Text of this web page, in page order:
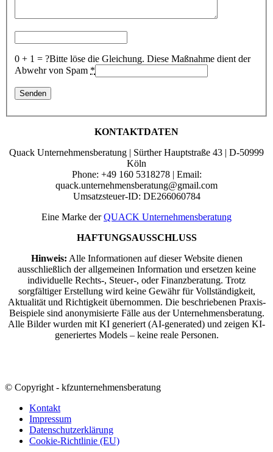
0 + 1 = ?Bitte löse die Gleichung. Diese Maßnahme dient der
Abwehr von Spam *
KONTAKTDATEN
Quack Unternehmensberatung | Sürther Hauptstraße 43 | D-50999
Köln
Phone: +49 160 5318278 | Email:
quack.unternehmensberatung@gmail.com
Umsatzsteuer-ID: DE266060784
Eine Marke derQUACK Unternehmensberatung
HAFTUNGSAUSSCHLUSS
Hinweis: Alle Informationen auf dieser Website dienen
ausschließlich der allgemeinen Information und ersetzen keine
individuelle Rechts-, Steuer-, oder Finanzberatung. Trotz
sorgfältiger Erstellung wird keine Gewähr für Vollständigkeit,
Aktualität und Richtigkeit übernommen. Die beschriebenen Praxis-
Beispiele sind anonymisierte Fälle aus der Unternehmensberatung.
Alle Bilder wurden mit KI generiert (AI-generated) und zeigen KI-
generiertes Models – keine reale Personen.
© Copyright - kfzunternehmensberatung
Kontakt
Impressum
Datenschutzerklärung
Cookie-Richtlinie (EU)